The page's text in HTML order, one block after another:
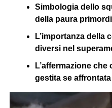
Simbologia dello
della paura
L’importanza della
diversi nel
L’affermazione
gestita se